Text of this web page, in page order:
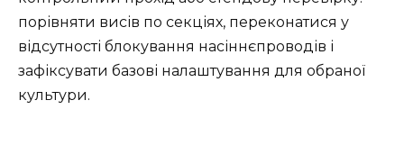
порівняти висів по секціях, переконатися у
відсутності блокування насіннєпроводів і
зафіксувати базові налаштування для обраної
культури.